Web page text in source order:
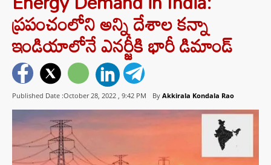
ప్రపంచంలోని అన్ని దేశాల కన్నా
ఇండియాలోనే ఎనర్జీకి భారీ డిమాండ్
Published Date :October 28, 2022 , 9:42 PM By Akkirala Kondala Rao